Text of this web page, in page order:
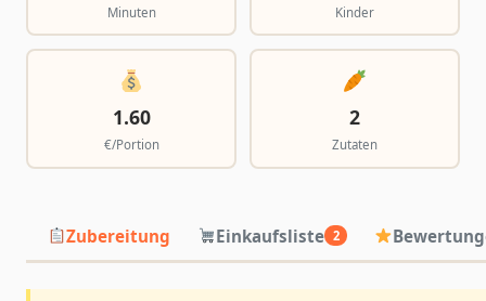
Minuten Kinder
1.60
€/Portion
2
Zutaten
Zubereitung Einkaufsliste 2